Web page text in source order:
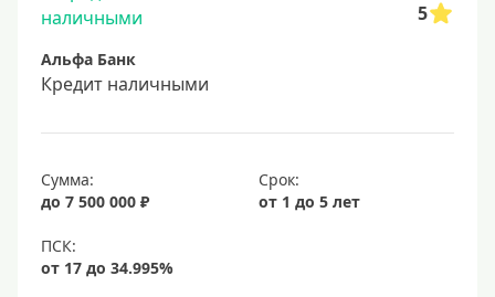
5
Альфа Банк
Кредит наличными
Сумма:
до 7 500 000 ₽
Срок:
от 1 до 5 лет